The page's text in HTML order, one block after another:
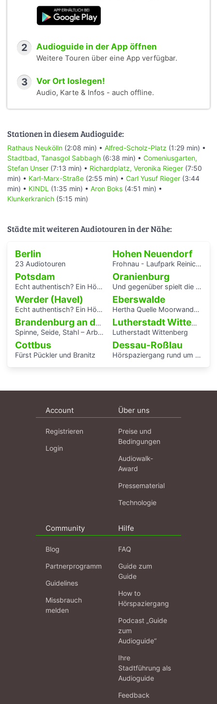
2 Audioguide in der App öffnen
Weitere Touren über eine App verfügbar.
3 Vor Ort loslegen!
Audio, Karte & Infos - auch offline.
Stationen in diesem Audioguide:
Rathaus Neukölln (2:08 min) • Alfred-Scholz-Platz (1:29 min) •
Stadtbad, Tanasgol Sabbagh (6:38 min) • Comeniusgarten,
Stefan Unser (7:13 min) • Richardplatz, Veronika Rieger (7:50
min) • Karl-Marx-Straße (2:55 min) • Carl Yusuf Rieger (3:44
min) • KINDL (1:35 min) • Aron Boks (4:51 min) •
Klunkerkranich (5:15 min)
Städte mit weiteren Audiotouren in der Nähe:
Berlin
23 Audiotouren
Hohen Neuendorf
Frohnau - Laufpark Reinickendorf
Potsdam
Echt authentisch? Ein Hörspaziergang durch Potsdams Mitte
Oranienburg
Und gegenüber spielt die Blaskapelle
Werder (Havel)
Echt authentisch? Ein Hörspaziergang durch Potsdams Mitte
Eberswalde
Hertha Quelle Moorwanderung
Brandenburg an der Havel
Spinne, Seide, Stahl – Arbeit und Kunst in Brandenburg.
Lutherstadt Wittenberg
Lutherstadt Wittenberg
Cottbus
Fürst Pückler und Branitz
Dessau-Roßlau
Hörspaziergang rund um die Laubenganghäuser der Bauhaussiedlung Törten
Account
Registrieren
Login
Über uns
Preise und
Bedingungen
Audiowalk-
Award
Pressematerial
Technologie
Community
Blog
Partnerprogramm
Guidelines
Missbrauch
melden
Hilfe
FAQ
Guide zum
Guide
How to
Hörspaziergang
Podcast „Guide
zum
Audioguide“
Ihre
Stadtführung als
Audioguide
Feedback